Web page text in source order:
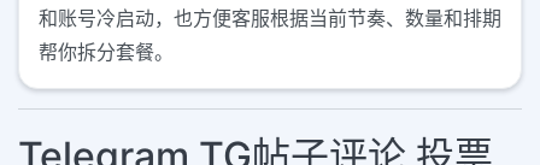
和账号冷启动，也方便客服根据当前节奏、数量和排期
帮你拆分套餐。